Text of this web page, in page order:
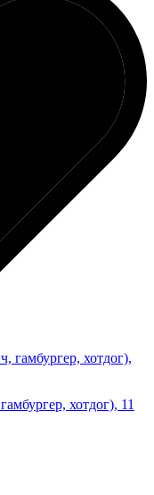
хотдог), 11